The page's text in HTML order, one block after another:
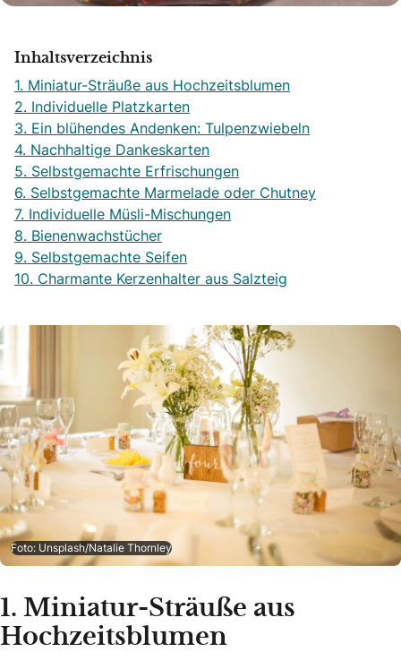
Inhaltsverzeichnis
1. Miniatur-Sträuße aus Hochzeitsblumen
2. Individuelle Platzkarten
3. Ein blühendes Andenken: Tulpenzwiebeln
4. Nachhaltige Dankeskarten
5. Selbstgemachte Erfrischungen
6. Selbstgemachte Marmelade oder Chutney
7. Individuelle Müsli-Mischungen
8. Bienenwachstücher
9. Selbstgemachte Seifen
10. Charmante Kerzenhalter aus Salzteig
Foto: Unsplash/Natalie Thornley
1. Miniatur-Sträuße aus
Hochzeitsblumen